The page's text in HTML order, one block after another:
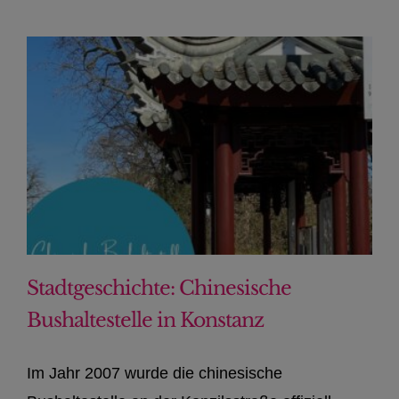
Stadtgeschichte: Chinesische
Bushaltestelle in Konstanz
Im Jahr 2007 wurde die chinesische